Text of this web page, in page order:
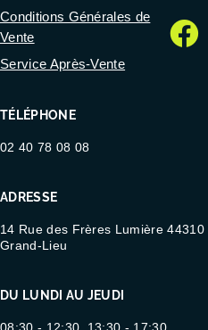
TÉLÉPHONE
02 40 78 08 08
ADRESSE
14 Rue des Frères Lumière
Grand-Lieu
DU LUNDI AU JEUDI
08:30 - 12:30, 13:30 - 17:30
Conditions Générales de
Vente
Service Après-Vente